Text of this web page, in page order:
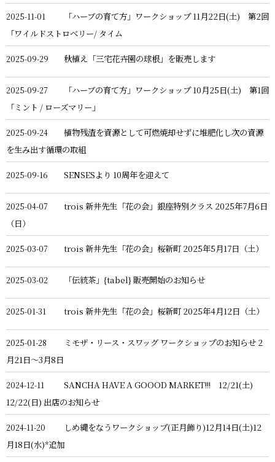
2025-11-01
「ハーブの育て方」ワークショップ 11月22日(土) 第2回
「ワイルドストロベリー/ タイム
2025-09-29 秋植え「三宅花卉園の球根」を販売します
2025-09-27
「ハーブの育て方」ワークショップ 10月25日(土) 第1回
「ミント / ローズマリー」
2025-09-24
植物残渣を資源として可燃焼却せずに堆肥化し次の資源
を生み出す循環の取組
2025-09-16 SENSESより 10周年を迎えて
2025-04-07
trois 新井先生「花の会」銀座特別クラス 2025年7月6日
（日）
2025-03-07 trois 新井先生「花の会」桜新町 2025年5月17日（土）
2025-03-02 「伝統茶」{tabel} 販売開始のお知らせ
2025-01-31 trois 新井先生「花の会」桜新町 2025年4月12日（土）
2025-01-28
ミモザ・リース・スワッグ ワークショップのお知らせ 2
月21日〜3月8日
2024-12-11
SANCHA HAVE A GOOOD MARKET!!! 12/21(土)
12/22(日) 出店のお知らせ
2024-11-20
しめ縄をなうワークショップ(正月飾り)12月14日(土)12
月18日(水)*追加